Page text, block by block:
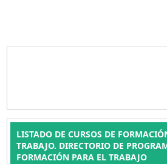
LISTADO DE CURSOS DE
TRABAJO. DIRECTORIO DE
FORMACIÓN PARA EL TRABAJO